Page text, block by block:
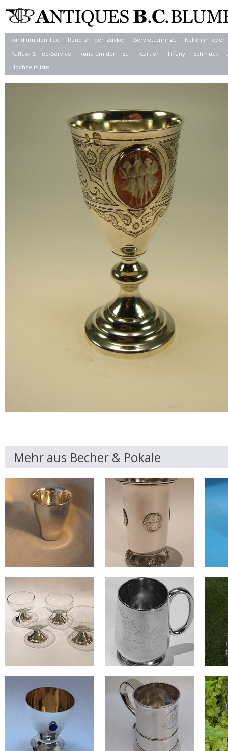
Rund um den Tee Rund um den Zucker Serviettenringe
Kellen in jeder
Kaffee- & Tee-Service
Rund um den Fisch Cartier Tiffany Schmuck
Hochzeitsliste
Mehr aus Becher & Pokale